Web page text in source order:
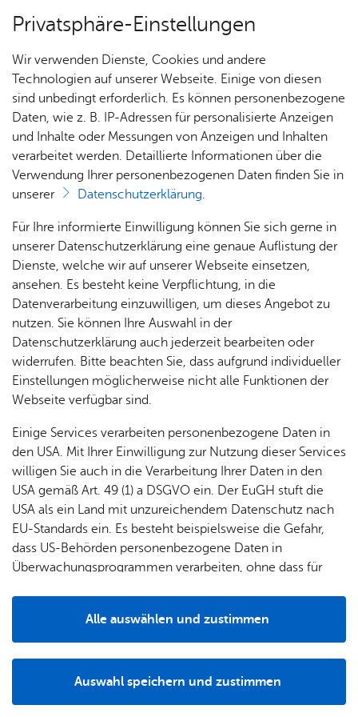
Ihr Be­such
Öff­
s­zei­
ten &
Prei­se
An­rei­
se &
Par­ken
Füh­
run­
gen
... für
Schul­
klas­sen
gär­ten
Grup­
pen
Of­fe­ne
Füh­
run­gen
Kin­
der­ge­
tag
Mu­se­
ums­
shop
ord­
nung
Davor
nach
Ver­an­stal­tun­gen
Oops, an error oc­cur­red! Re­quest: c30290e46e471
Ihr Kon­takt zu uns
Dr. Frie­de­ri­ke Lutz, Mu­se­ums­lei­tung
Schul­mu­se­um Fried­richs­ha­fen
Fried­rich­stra­ße 14
88045 Fried­richs­ha­fen
Tel. +49 7541 203-55600 (Ver­wal­tung)
Tel. +49 7541 203-55610 (Kasse und Füh­run­gen)
Da­ten­schutz
Im­pres­sum
Bar­rie­re­frei­heit
The­men
Ihr Be­such
Das Mu­se­um
digi­Mu­se­um
Ver­an­stal­tun­gen
So­ci­al Media
Privatsphäre-Einstellungen
Wir verwenden Dienste, Cookies und andere
Technologien auf unserer Webseite. Einige von diesen
sind unbedingt erforderlich. Es können personenbezogene
Daten, wie z. B. IP-Adressen für personalisierte Anzeigen
und Inhalte oder Messungen von Anzeigen und Inhalten
verarbeitet werden. Detaillierte Informationen über die
Verwendung Ihrer personenbezogenen Daten finden Sie in
unserer
Datenschutzerklärung.
Für Ihre informierte Einwilligung können Sie sich gerne in
unserer Datenschutzerklärung eine genaue Auflistung der
Dienste, welche wir auf unserer Webseite einsetzen,
ansehen. Es besteht keine Verpflichtung, in die
Datenverarbeitung einzuwilligen, um dieses Angebot zu
nutzen. Sie können Ihre Auswahl in der
Datenschutzerklärung auch jederzeit bearbeiten oder
widerrufen. Bitte beachten Sie, dass aufgrund individueller
Einstellungen möglicherweise nicht alle Funktionen der
Webseite verfügbar sind.
Einige Services verarbeiten personenbezogene Daten in
den USA. Mit Ihrer Einwilligung zur Nutzung dieser Services
willigen Sie auch in die Verarbeitung Ihrer Daten in den
USA gemäß Art. 49 (1) a DSGVO ein. Der EuGH stuft die
USA als ein Land mit unzureichendem Datenschutz nach
EU-Standards ein. Es besteht beispielsweise die Gefahr,
dass US-Behörden personenbezogene Daten in
Überwachungsprogrammen verarbeiten, ohne dass für
Auswahl speichern und zustimmen
Alle auswählen und zustimmen